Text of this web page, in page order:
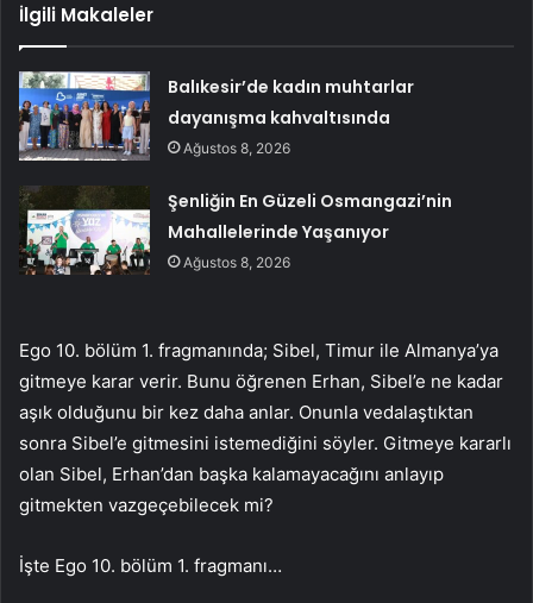
İlgili Makaleler
Balıkesir’de kadın muhtarlar
dayanışma kahvaltısında
Ağustos 8, 2026
Şenliğin En Güzeli Osmangazi’nin
Mahallelerinde Yaşanıyor
Ağustos 8, 2026
Ego 10. bölüm 1. fragmanında; Sibel, Timur ile Almanya’ya
gitmeye karar verir. Bunu öğrenen Erhan, Sibel’e ne kadar
aşık olduğunu bir kez daha anlar. Onunla vedalaştıktan
sonra Sibel’e gitmesini istemediğini söyler. Gitmeye kararlı
olan Sibel, Erhan’dan başka kalamayacağını anlayıp
gitmekten vazgeçebilecek mi?
İşte Ego 10. bölüm 1. fragmanı…